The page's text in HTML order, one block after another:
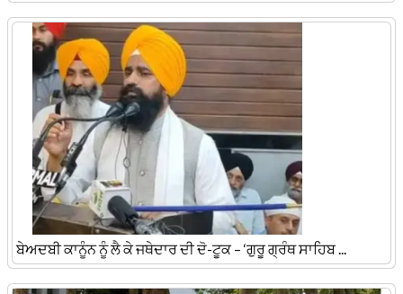
ਬੇਅਦਬੀ ਕਾਨੂੰਨ ਨੂੰ ਲੈ ਕੇ ਜਥੇਦਾਰ ਦੀ ਦੋ-ਟੂਕ – ‘ਗੁਰੂ ਗ੍ਰੰਥ ਸਾਹਿਬ ...